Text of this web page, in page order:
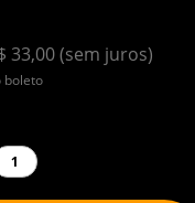
33,00 (sem juros)
boleto